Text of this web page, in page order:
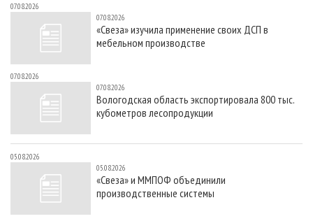
07.08.2026
07.08.2026
«Свеза» изучила применение своих ДСП в
мебельном производстве
07.08.2026
07.08.2026
Вологодская область экспортировала 800 тыс.
кубометров лесопродукции
05.08.2026
05.08.2026
«Свеза» и ММПОФ объединили
производственные системы